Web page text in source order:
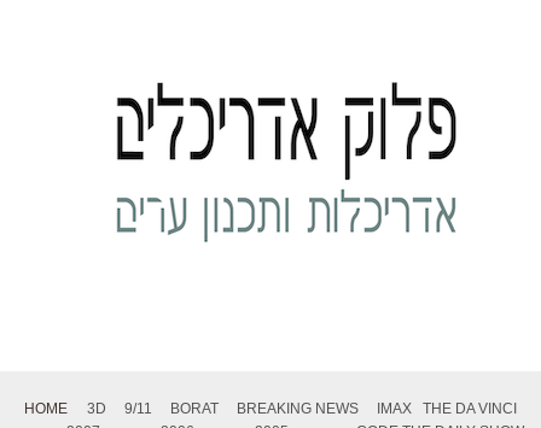
HOME 3D 9/11 BORAT BREAKING NEWS IMAX
THE DA VINCI